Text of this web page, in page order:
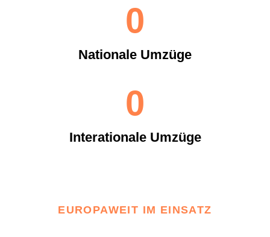
Nationale Umzüge
0
Interationale Umzüge
0
EUROPAWEIT IM EINSATZ